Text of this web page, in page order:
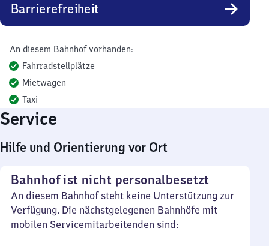
Barrierefreiheit
An diesem Bahnhof vorhanden:
Fahrradstellplätze
Mietwagen
Taxi
Service
Hilfe und Orientierung vor Ort
Bahnhof ist nicht personalbesetzt
An diesem Bahnhof steht keine Unterstützung zur
Verfügung. Die nächstgelegenen Bahnhöfe mit
mobilen Servicemitarbeitenden sind: